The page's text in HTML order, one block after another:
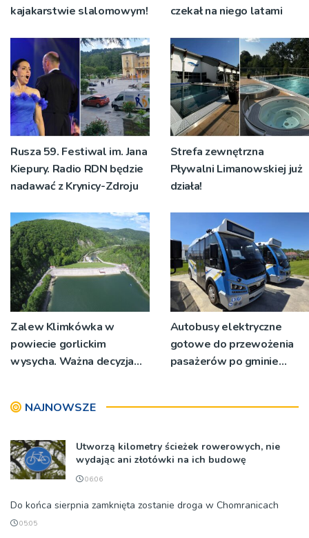
kajakarstwie slalomowym!
czekał na niego latami
Rusza 59. Festiwal im. Jana
Kiepury. Radio RDN będzie
nadawać z Krynicy-Zdroju
Strefa zewnętrzna
Pływalni Limanowskiej już
działa!
Zalew Klimkówka w
powiecie gorlickim
wysycha. Ważna decyzja
Autobusy elektryczne
gotowe do przewożenia
pasażerów po gminie
NAJNOWSZE
Utworzą kilometry ścieżek rowerowych, nie
wydając ani złotówki na ich budowę
06:06
Do końca sierpnia zamknięta zostanie droga w Chomranicach
05:05